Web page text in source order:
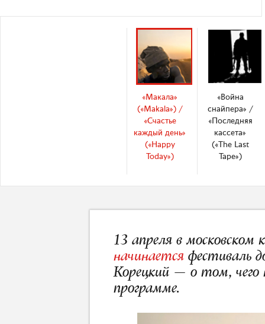
«Макала»
(«Makala») /
«Счастье
каждый день»
(«Happy
Today»)
«Война
снайпера» /
«Последняя
кассета»
(«The Last
Tape»)
13 апреля в
начинается фестиваль
Корецкий — о том, чего
программе.